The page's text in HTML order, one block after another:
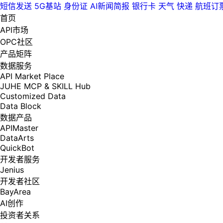
短信发送 5G基站 身份证 AI新闻简报 银行卡 天气 快递 航班订
首页
API市场
OPC社区
产品矩阵
数据服务
API Market Place
JUHE MCP & SKILL Hub
Customized Data
Data Block
数据产品
APIMaster
DataArts
QuickBot
开发者服务
Jenius
开发者社区
BayArea
AI创作
投资者关系